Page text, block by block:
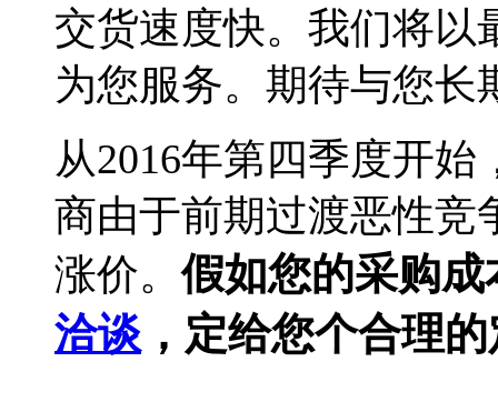
交货速度快。我们将以
为您服务。期待与您长
从2016年第四季度开
商由于前期过渡恶性竞
涨价。假如您的采购
洽谈 ，定给您个合理